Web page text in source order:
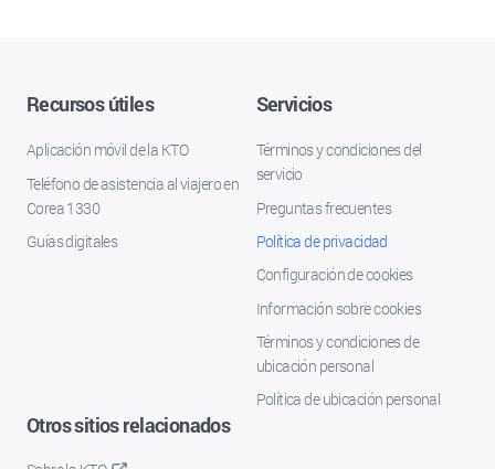
Recursos útiles
Aplicación móvil de la KTO
Teléfono de asistencia al viajero en
Corea 1330
Guías digitales
Servicios
Términos y condiciones del
servicio
Preguntas frecuentes
Política de privacidad
Configuración de cookies
Información sobre cookies
Términos y condiciones de
ubicación personal
Política de ubicación personal
Otros sitios relacionados